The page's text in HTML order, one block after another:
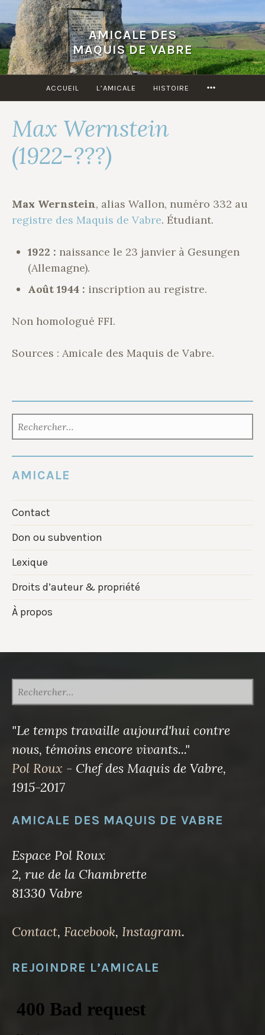
Accéder
au
contenu
principal
AMICALE DES
MAQUIS DE VABRE
ACCUEIL L’AMICALE HISTOIRE
Max Wernstein
(1922-???)
Max Wernstein, alias Wallon, numéro 332 au
registre des Maquis de Vabre. Étudiant.
1922 : naissance le 23 janvier à Gesungen
(Allemagne).
Août 1944 : inscription au registre.
Non homologué FFI.
Sources : Amicale des Maquis de Vabre.
AMICALE
Contact
Don ou subvention
Lexique
Droits d’auteur & propriété
À propos
"Le temps travaille aujourd'hui contre
nous, témoins encore vivants..."
Pol Roux - Chef des Maquis de Vabre,
1915-2017
AMICALE DES MAQUIS DE VABRE
Espace Pol Roux
2, rue de la Chambrette
81330 Vabre
Contact, Facebook, Instagram.
REJOINDRE L’AMICALE